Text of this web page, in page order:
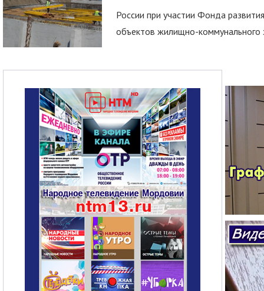
России при участии Фонда
объектов жилищно-коммунального